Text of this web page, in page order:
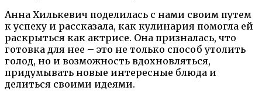
Анна Хилькевич поделилась с нами своим путем
к успеху и рассказала, как кулинария помогла ей
раскрыться как актрисе. Она призналась, что
готовка для нее – это не только способ утолить
голод, но и возможность вдохновляться,
придумывать новые интересные блюда и
делиться своими идеями.